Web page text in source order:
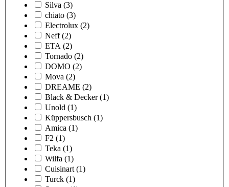
Silva (3)
chiato (3)
Electrolux (2)
Neff (2)
ETA (2)
Tornado (2)
DOMO (2)
Mova (2)
DREAME (2)
Black & Decker (1)
Unold (1)
Küppersbusch (1)
Amica (1)
F2 (1)
Teka (1)
Wilfa (1)
Cuisinart (1)
Turck (1)